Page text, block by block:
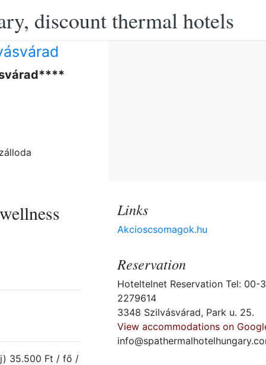
discount thermal hotels
35.500 Ft / fő /
Links
Akcioscsomagok.hu
Reservation
Hoteltelnet Reservation Tel: 00-
2279614
3348 Szilvásvárad, Park u. 25.
View accommodations on